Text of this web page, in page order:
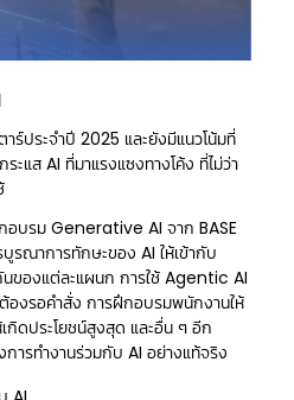
ร์ประจำปี 2025 และยังมีแนวโน้มที่
แส AI ที่มาแรงแซงทางโค้ง ที่ไม่ว่า
อบรม Generative AI จาก BASE
รณาการทักษะของ AI ให้เข้ากับ
ของแต่ละแผนก การใช้ Agentic AI
องรอคำสั่ง การฝึกอบรมพนักงานให้
เกิดประโยชน์สูงสุด และอื่น ๆ อีก
การทำงานร่วมกับ AI อย่างแท้จริง